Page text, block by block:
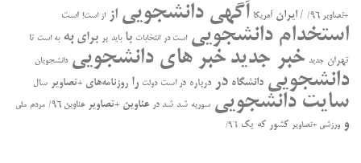
+تصاویر ۹۶/ / ایران آمریکا آگهی دانشجویی از از است! است
استخدام دانشجویی است در انتخابات با باید بر برای به به است تا
تهران جدید خبر جدیدخبر های دانشجویی دانشجویان
دانشجویی دانشگاه در درباره در ﺍﺳﺖ دولت را روزنامه‌های +تصاویر سال
سایت دانشجویی سوریه شد شد در عناوین +تصاویر عناوین ۹۶/ مردم ملی
ورزشی +تصاویر کشور که یک ۹۶/